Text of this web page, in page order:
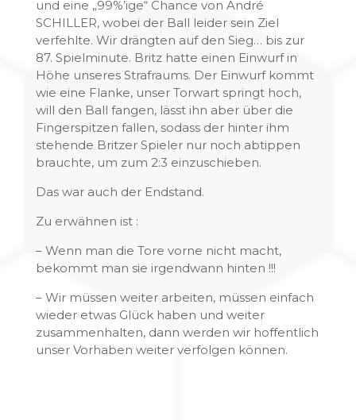
und eine „99%’ige“ Chance von André
SCHILLER, wobei der Ball leider sein Ziel
verfehlte. Wir drängten auf den Sieg… bis zur
87. Spielminute. Britz hatte einen Einwurf in
Höhe unseres Strafraums. Der Einwurf kommt
wie eine Flanke, unser Torwart springt hoch,
will den Ball fangen, lässt ihn aber über die
Fingerspitzen fallen, sodass der hinter ihm
stehende Britzer Spieler nur noch abtippen
brauchte, um zum 2:3 einzuschieben.
Das war auch der Endstand.
Zu erwähnen ist :
– Wenn man die Tore vorne nicht macht,
bekommt man sie irgendwann hinten !!!
– Wir müssen weiter arbeiten, müssen einfach
wieder etwas Glück haben und weiter
zusammenhalten, dann werden wir hoffentlich
unser Vorhaben weiter verfolgen können.